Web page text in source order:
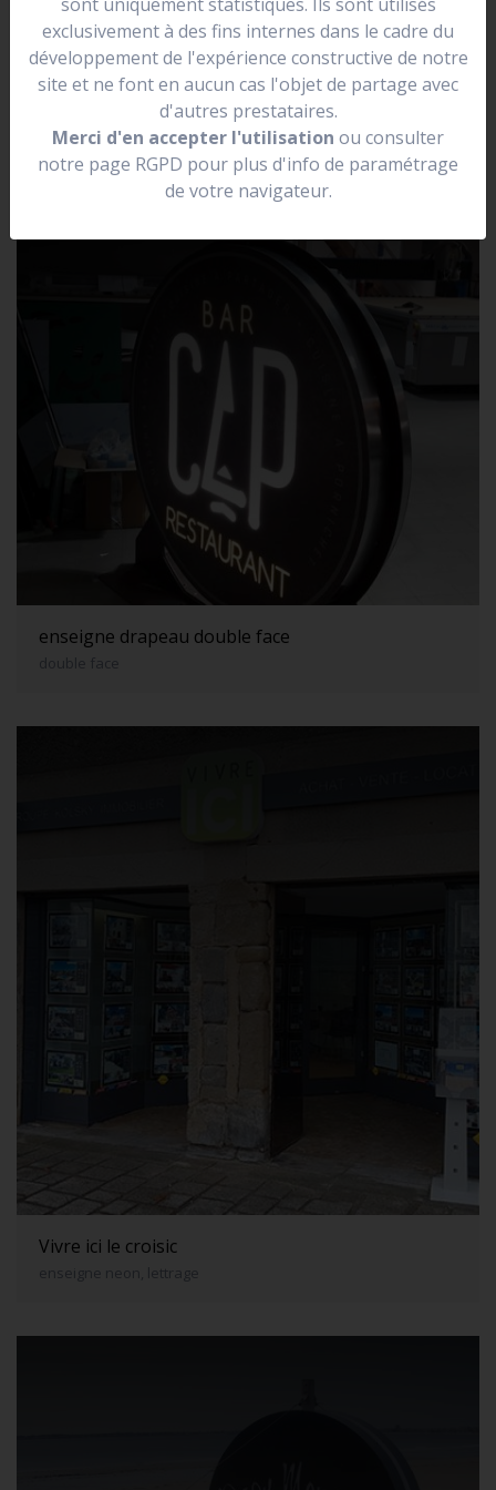
se situer dans une rue.
Elle peut être lumineuse, non lumineuse, prendre la
forme de votre logo.
enseigne drapeau double face
double face
Vivre ici le croisic
enseigne neon, lettrage
exclusivement à des fins internes dans le cadre du
développement de l'expérience constructive de notre
site et ne font en aucun cas l'objet de partage avec
d'autres prestataires.
Merci d'en accepter l'utilisation ou consulter
notre page RGPD pour plus d'info de paramétrage
de votre navigateur.